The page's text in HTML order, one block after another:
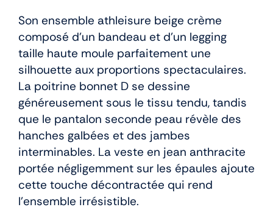
Son ensemble athleisure beige crème
composé d’un bandeau et d’un legging
taille haute moule parfaitement une
silhouette aux proportions spectaculaires.
La poitrine bonnet D se dessine
généreusement sous le tissu tendu, tandis
que le pantalon seconde peau révèle des
hanches galbées et des jambes
interminables. La veste en jean anthracite
portée négligemment sur les épaules ajoute
cette touche décontractée qui rend
l’ensemble irrésistible.